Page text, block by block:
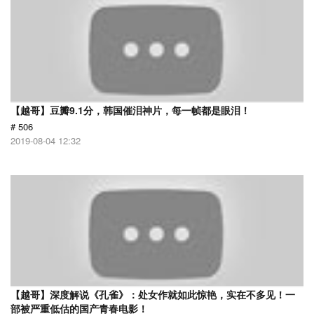
【越哥】豆瓣9.1分，韩国催泪神片，每一帧都是眼泪！
# 506
2019-08-04 12:32
【越哥】深度解说《孔雀》：处女作就如此惊艳，实在不多见！一
部被严重低估的国产青春电影！